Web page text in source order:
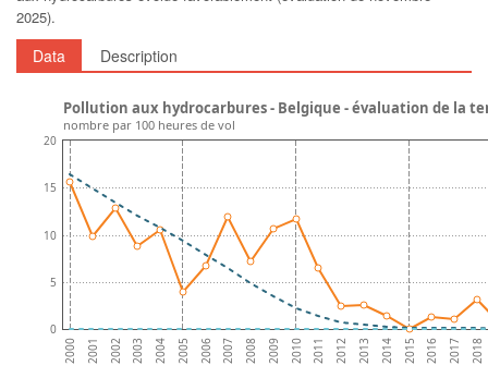
2025).
Data Description
2000 2001 2002 2003 2004 2005 2006 2007 2008 2009 2010 2011 2012 2013 2014 2015 2016 2017 2018
0
5
10
15
20
Pollution aux hydrocarbures - Belgique - évaluation de la
nombre par 100 heures de vol